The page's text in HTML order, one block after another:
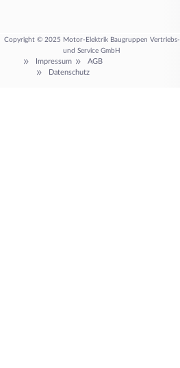
Copyright © 2025 Motor-Elektrik Baugruppen Vertriebs-
und Service GmbH
Impressum
AGB
Datenschutz